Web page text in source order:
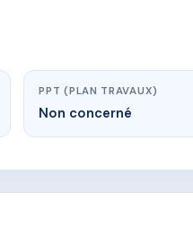
PPT (PLAN TRAVAUX)
Non concerné